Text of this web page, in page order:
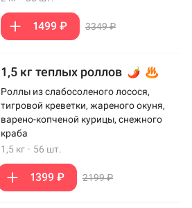
1499 ₽ 3349 ₽
1,5 кг теплых роллов
Роллы из слабосоленого лосося,
тигровой креветки, жареного окуня,
варено-копченой курицы, снежного
краба
1,5 кг · 56 шт.
1399 ₽ 2199 ₽